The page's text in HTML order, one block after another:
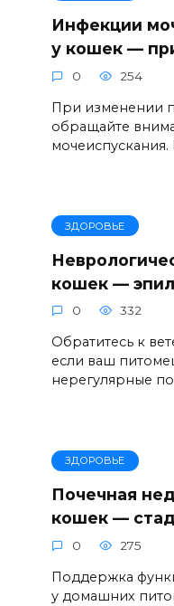
Инфекции
у кошек —
0 254
При изменении
обращайте
ЗДОРОВЬЕ
кошек —
0 332
Обратитесь к
если ваш
нерегулярные
ЗДОРОВЬЕ
Почечная
кошек —
0 275
Поддержка
у домашних